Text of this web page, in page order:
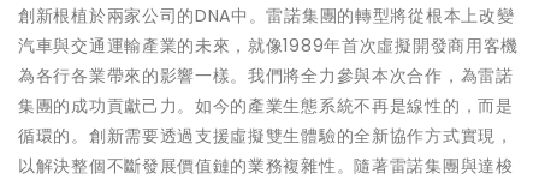
創新根植於兩家公司的DNA中。雷諾集團的轉型將從根本上改變
汽車與交通運輸產業的未來，就像1989年首次虛擬開發商用客機
為各行各業帶來的影響一樣。我們將全力參與本次合作，為雷諾
集團的成功貢獻己力。如今的產業生態系統不再是線性的，而是
循環的。創新需要透過支援虛擬雙生體驗的全新協作方式實現，
以解決整個不斷發展價值鏈的業務複雜性。隨著雷諾集團與達梭